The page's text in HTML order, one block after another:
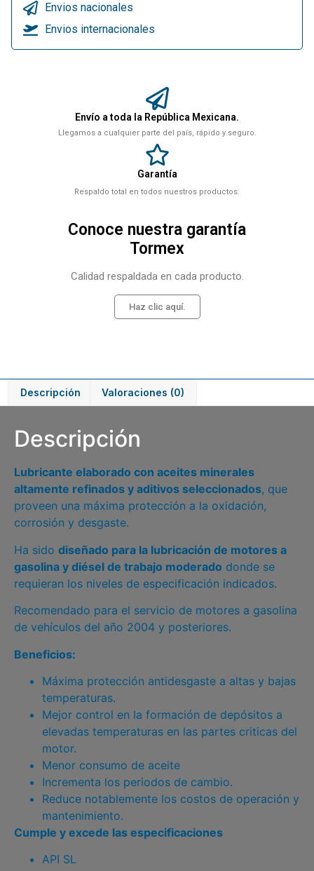
Envios nacionales
Envios internacionales
Envío a toda la República Mexicana.
Llegamos a cualquier parte del país, rápido y seguro.
Garantía
Respaldo total en todos nuestros productos.
Conoce nuestra garantía
Tormex
Calidad respaldada en cada producto.
Haz clic aquí.
Descripción Valoraciones (0)
Descripción
Lubricante elaborado con aceites minerales
altamente refinados y aditivos seleccionados, que
proveen una máxima protección a la oxidación,
corrosión y desgaste.
Ha sido diseñado para la lubricación de motores a
gasolina y diésel de trabajo moderado donde se
requieran los niveles de especificación indicados.
Recomendado para el servicio de motores a gasolina
de vehículos del año 2004 y posteriores.
Beneficios:
Máxima protección antidesgaste a altas y bajas
temperaturas.
Mejor control en la formación de depósitos a
elevadas temperaturas en las partes criticas del
motor.
Menor consumo de aceite
Incrementa los periodos de cambio.
Reduce notablemente los costos de operación y
mantenimiento.
Cumple y excede las especificaciones
API SL